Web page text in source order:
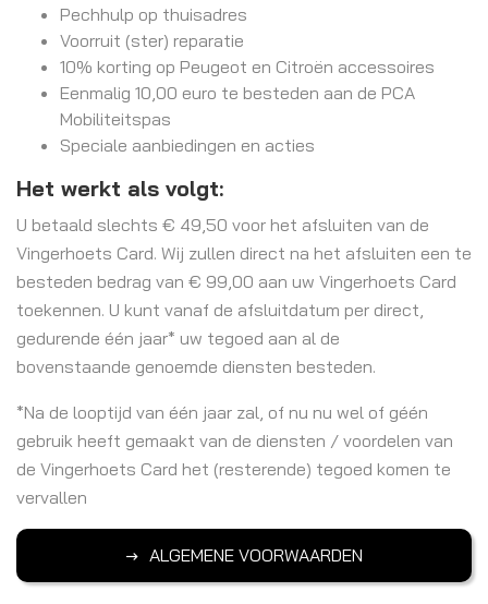
Pechhulp op thuisadres
Voorruit (ster) reparatie
10% korting op Peugeot en Citroën accessoires
Eenmalig 10,00 euro te besteden aan de PCA
Mobiliteitspas
Speciale aanbiedingen en acties
Het werkt als volgt:
U betaald slechts € 49,50 voor het afsluiten van de
Vingerhoets Card. Wij zullen direct na het afsluiten een te
besteden bedrag van € 99,00 aan uw Vingerhoets Card
toekennen. U kunt vanaf de afsluitdatum per direct,
gedurende één jaar* uw tegoed aan al de
bovenstaande genoemde diensten besteden.
*Na de looptijd van één jaar zal, of nu nu wel of géén
gebruik heeft gemaakt van de diensten / voordelen van
de Vingerhoets Card het (resterende) tegoed komen te
vervallen
ALGEMENE VOORWAARDEN